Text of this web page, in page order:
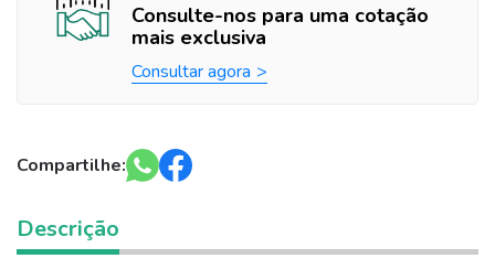
Consulte-nos para uma cotação
mais exclusiva
Consultar agora
Compartilhe:
Descrição